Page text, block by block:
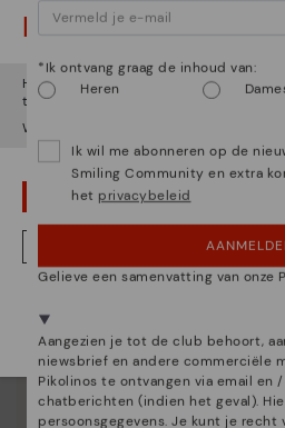
Essentie van Pikolinos
Ontdek nog meer
maken.
Let op!
Het lijkt erop dat je in Verenigde
toegang te krijgen tot de
België
Wil je naar onze
OEPS! FOUTJE, IK WIL GRAAG IN
NEE, IK WIL DE BELGIË
*Ik ontvang graag de inhoud van:
Heren
Ik wil me abonneren op de
Smiling Community en extra
het privacybeleid
Gelieve een samenvatting van onze
Aangezien je tot de club behoort,
niewsbrief en andere commerciële
Pikolinos te ontvangen via email en
chatberichten (indien het geval).
persoonsgegevens. Je kunt je recht